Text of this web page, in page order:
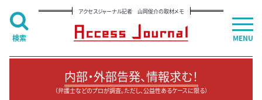
アクセスジャーナル記者 山岡俊介の取材メモ
内部・外部告発、情報求む！
（弁護士などのプロが調査。ただし、公益性あるケースに限る）
MENU
検索